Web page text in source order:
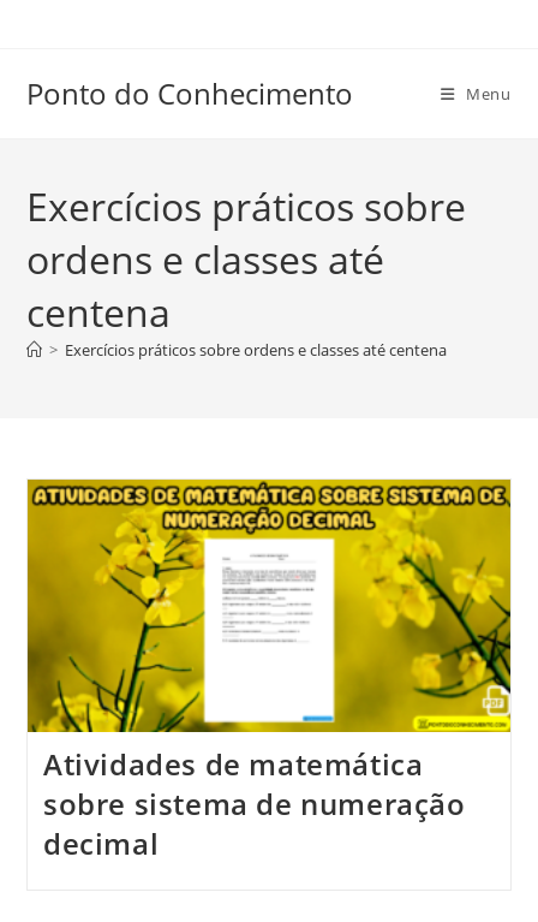
conteúdo
Ponto do Conhecimento Menu
Exercícios práticos sobre
ordens e classes até
centena
> Exercícios práticos sobre ordens e classes até centena
Atividades de matemática
sobre sistema de numeração
decimal